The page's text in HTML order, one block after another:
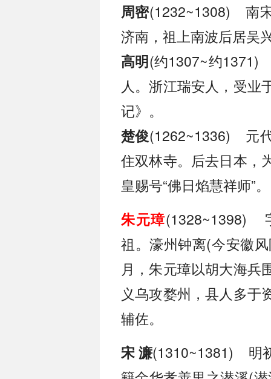
周密(1232~1308) 南
济南，祖上南波后居吴
高明(约1307~约1371)
人。浙江瑞安人，受业
记》。
楚俊(1262~1336) 元
住双林寺。后去日本，
皇赐号“佛日焰慧祥师”。
朱元璋(1328~1398)
祖。濠州钟离(今安徽
月，朱元璋以胡大海兵
义乌攻婺州，县人多于
辅佐。
宋 濂(1310~1381) 明